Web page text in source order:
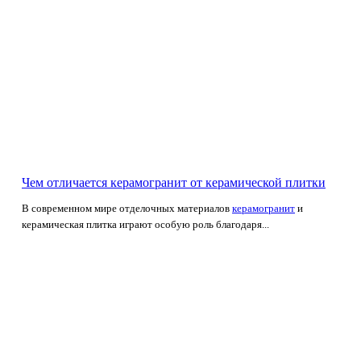
Чем отличается керамогранит от керамической плитки
В современном мире отделочных материалов керамогранит и
керамическая плитка играют особую роль благодаря...